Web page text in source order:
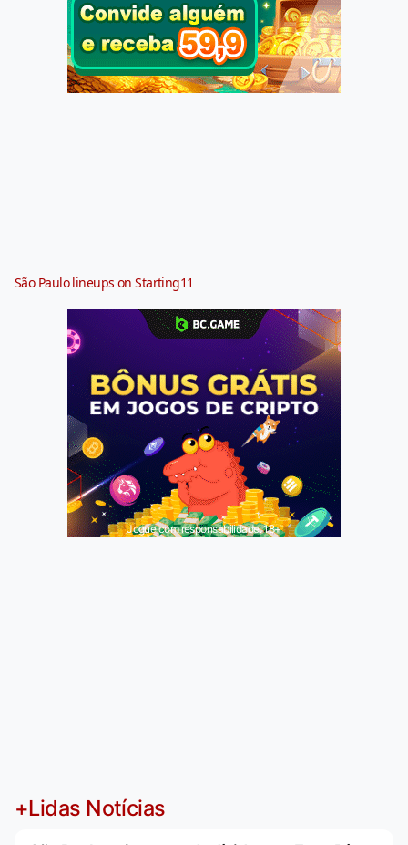
São Paulo lineups on Starting11
Jogue com responsabilidade. 18+
+Lidas Notícias